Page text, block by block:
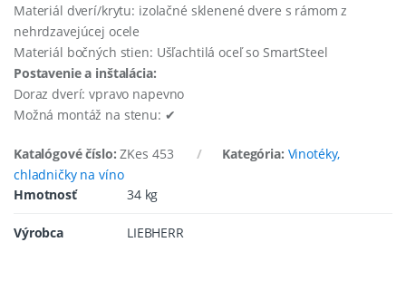
Materiál dverí/krytu: izolačné sklenené dvere s rámom z
nehrdzavejúcej ocele
Materiál bočných stien: Ušľachtilá oceľ so SmartSteel
Postavenie a inštalácia:
Doraz dverí: vpravo napevno
Možná montáž na stenu: ✔
Katalógové číslo:ZKes 453 Kategória: Vinotéky,
chladničky na víno
Hmotnosť
34 kg
Výrobca LIEBHERR